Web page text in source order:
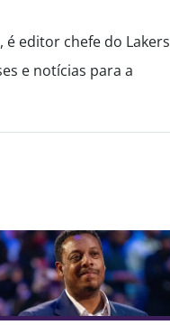
é editor chefe do Lakers
e notícias para a